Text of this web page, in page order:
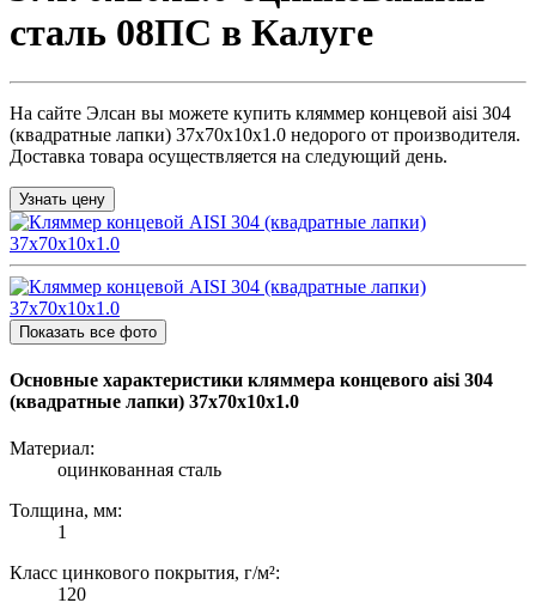
сталь 08ПС в Калуге
На сайте Элсан вы можете купить кляммер концевой aisi 304
(квадратные лапки) 37х70х10х1.0 недорого от производителя.
Доставка товара осуществляется на следующий день.
Узнать цену
Показать все фото
Основные характеристики кляммера концевого aisi 304
(квадратные лапки) 37х70х10х1.0
Материал:
оцинкованная сталь
Толщина, мм:
1
Класс цинкового покрытия, г/м²:
120